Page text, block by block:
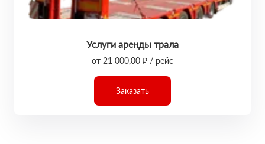
Услуги аренды трала
от 21 000,00 ₽ / рейс
Заказать